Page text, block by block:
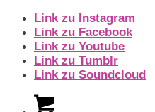
Link zu Instagram
Link zu Facebook
Link zu Youtube
Link zu Tumblr
Link zu Soundcloud